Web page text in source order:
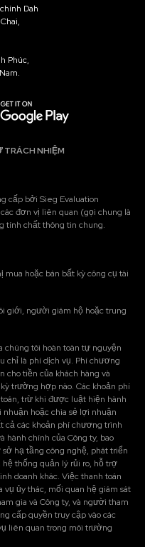
Dah
Phúc,
TRÁCH NHIỆM
cấp bởi Sieg Evaluation
đơn vị liên quan (gọi chung là
tính chất thông tin chung.
mua hoặc bán bất kỳ công cụ tài
giới, người giám hộ hoặc trung
tôi hoàn toàn tự nguyện
chỉ là phí dịch vụ. Phí chương
cho tiền của khách hàng và
trường hợp nào. Các khoản phí
trừ khi được luật hiện hành
hoặc chia sẻ lợi nhuận
cả các khoản phí chương trình
hành chính của Công ty, bao
hạ tầng công nghệ, phát triển
thống quản lý rủi ro, hỗ trợ
doanh khác. Việc thanh toán
ủy thác, mối quan hệ giám sát
gia và Công ty, và người tham
cấp quyền truy cập vào các
liên quan trong môi trường